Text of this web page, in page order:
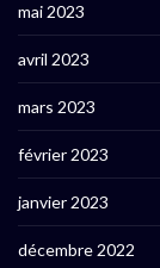
mai 2023
avril 2023
mars 2023
février 2023
janvier 2023
décembre 2022